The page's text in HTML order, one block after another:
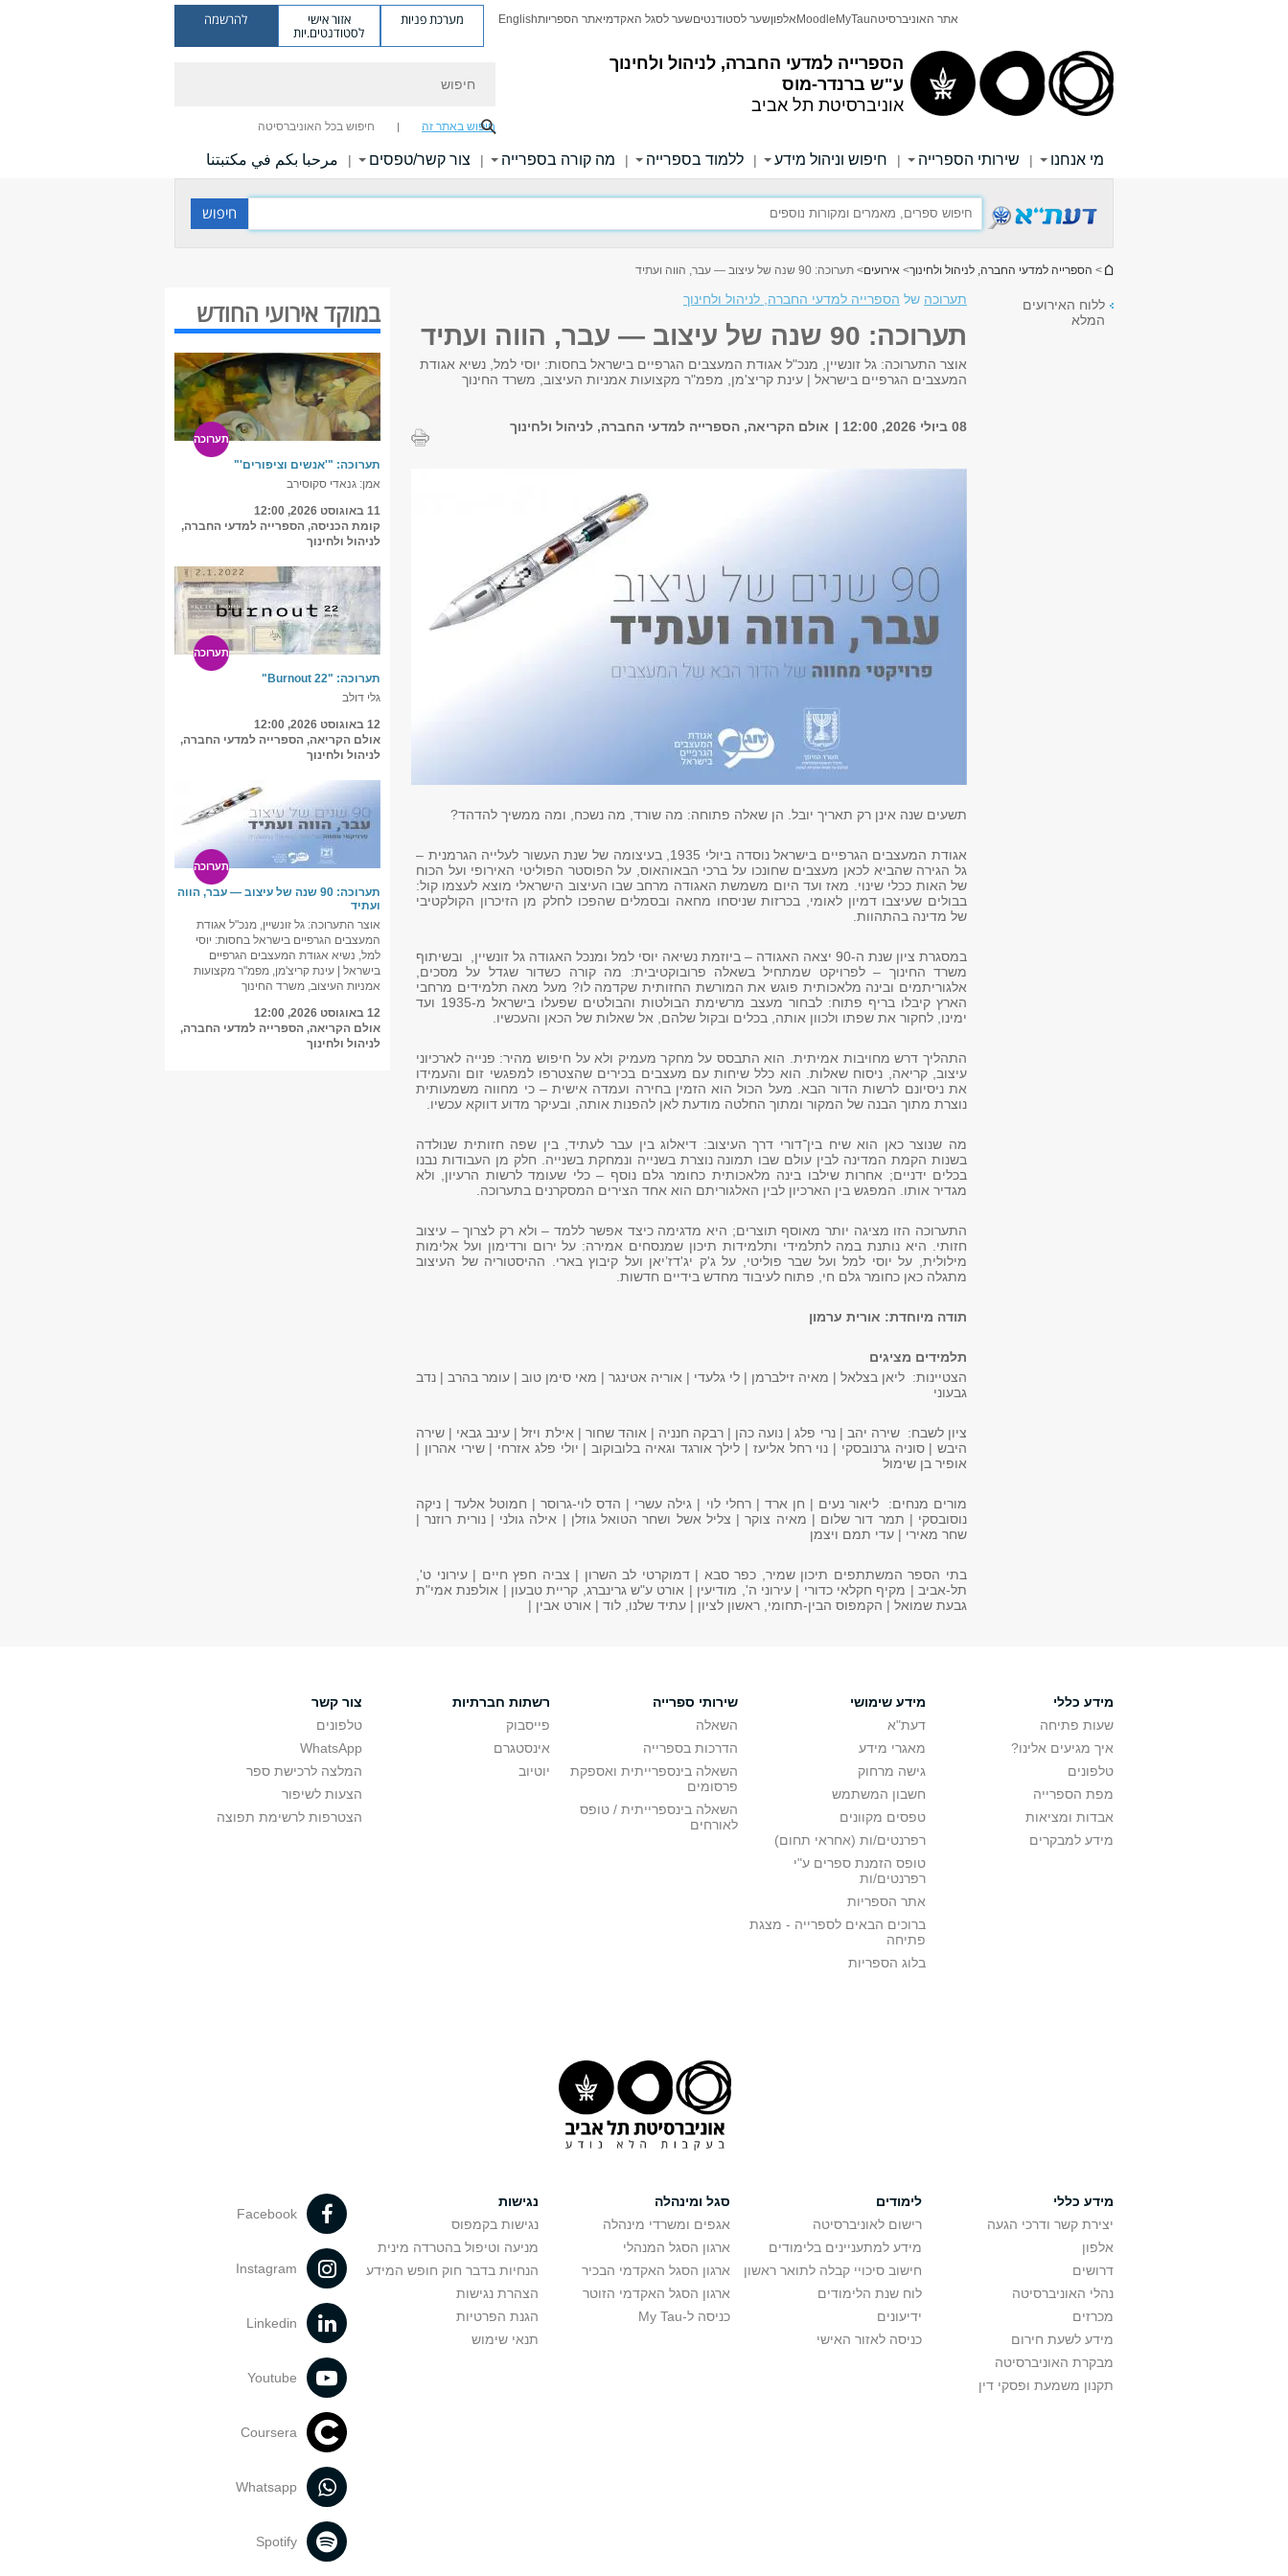
הספרייה למדעי החברה, לניהול ולחינוך
ע"ש ברנדר-מוס
אוניברסיטת תל אביב
אתר האוניברסיטהMyTau
Moodle אלפוןשער לסטודנטיםשער לסגל האקדמיאתר הספריותEnglish מערכת פניות אזור אישי
לסטודנטים.יות
להרשמה
חיפוש באתר זה חיפוש בכל האוניברסיטה
מי אנחנו | שירותי הספרייה | חיפוש וניהול מידע | ללמוד בספרייה | מה קורה בספרייה | צור קשר/טפסים | مرحبا بكم في مكتبتنا
הינך נמצא כאן
> הספרייה למדעי החברה, לניהול ולחינוך> אירועים> תערוכה: 90 שנה של עיצוב — עבר, הווה ועתיד
ללוח האירועים
המלא
תערוכה של הספרייה למדעי החברה, לניהול ולחינוך
תערוכה: 90 שנה של עיצוב — עבר, הווה ועתיד
אוצר התערוכה: גל זונשיין, מנכ"ל אגודת המעצבים הגרפיים בישראל בחסות: יוסי למל, נשיא אגודת
המעצבים הגרפיים בישראל | עינת קריצ'מן, מפמ"ר מקצועות אמניות העיצוב, משרד החינוך
08 ביולי 2026, 12:00 אולם הקריאה, הספרייה למדעי החברה, לניהול ולחינוך
תשעים שנה אינן רק תאריך יובל. הן שאלה פתוחה: מה שורד, מה נשכח, ומה ממשיך להדהד?
אגודת המעצבים הגרפיים בישראל נוסדה ביולי 1935, בעיצומה של שנת העשור לעלייה הגרמנית –
גל הגירה שהביא לכאן מעצבים שחונכו על ברכי הבאוהאוס, על הפוסטר הפוליטי האירופי ועל הכוח
של האות ככלי שינוי. מאז ועד היום משמשת האגודה מרחב שבו העיצוב הישראלי מוצא לעצמו קול:
בבולים שעיצבו דמיון לאומי, בכרזות שניסחו מחאה ובסמלים שהפכו לחלק מן הזיכרון הקולקטיבי
של מדינה בהתהוות.
במסגרת ציון שנת ה‑90 יצאה האגודה – ביוזמת נשיאה יוסי למל ומנכל האגודה גל זונשיין, ובשיתוף
משרד החינוך – לפרויקט שמתחיל בשאלה פרובוקטיבית: מה קורה כשדור שגדל על מסכים,
אלגוריתמים ובינה מלאכותית פוגש את המורשת החזותית שקדמה לו? מעל מאה תלמידים מרחבי
הארץ קיבלו בריף פתוח: לבחור מעצב מרשימת הבולטות והבולטים שפעלו בישראל מ‑1935 ועד
ימינו, לחקור את שפתו ולכוון אותה, בכלים ובקול שלהם, אל שאלות של הכאן והעכשיו.
התהליך דרש מחויבות אמיתית. הוא התבסס על מחקר מעמיק ולא על חיפוש מהיר: פנייה לארכיוני
עיצוב, קריאה, ניסוח שאלות. הוא כלל שיחות עם מעצבים בכירים שהצטרפו למפגשי זום והעמידו
את ניסיונם לרשות הדור הבא. מעל הכול הוא הזמין בחירה ועמדה אישית – כי מחווה משמעותית
נוצרת מתוך הבנה של המקור ומתוך החלטה מודעת לאן להפנות אותה, ובעיקר מדוע דווקא עכשיו.
מה שנוצר כאן הוא שיח בין־דורי דרך העיצוב: דיאלוג בין עבר לעתיד, בין שפה חזותית שנולדה
בשנות הקמת המדינה לבין עולם שבו תמונה נוצרת בשנייה ונמחקת בשנייה. חלק מן העבודות נבנו
בכלים ידניים; אחרות שילבו בינה מלאכותית כחומר גלם נוסף – כלי שעומד לרשות הרעיון, ולא
מגדיר אותו. המפגש בין הארכיון לבין האלגוריתם הוא אחד הצירים המסקרנים בתערוכה.
התערוכה הזו מציגה יותר מאוסף תוצרים; היא מדגימה כיצד אפשר ללמד – ולא רק לצרוך – עיצוב
חזותי. היא נותנת במה לתלמידי ותלמידות תיכון שמנסחים אמירה: על ירום ורדימון ועל אלימות
מילולית, על יוסי למל ועל שבר פוליטי, על ג'ק יג'דז’יאן ועל קיבוץ בארי. ההיסטוריה של העיצוב
מתגלה כאן כחומר גלם חי, פתוח לעיבוד מחדש בידיים חדשות.
תודה מיוחדת: אורית ערמון
תלמידים מציגים
הצטיינות: ליאן בצלאל | מאיה זילברמן | לי גלעדי | אוריה אטינגר | מאי סימן טוב | עומר בהרב | נדב
גבעוני
ציון לשבח: שירה יהב | נרי פלג | נועה כהן | רבקה חנניה | אוהד שחור | אילת ויזל | עינב גבאי | שירה
היבש | סוניה גרנובסקי | נוי רחל אליעז | לילך אורגד וגאיה בלובוקוב | יולי פלג אזרחי | שירי אהרון |
אופיר בן שימול
מורים מנחים: ליאור נעים | חן ארד | רחלי לוי | גילה עשרי | הדס לוי-גרוסר | חמוטל אלעד | ניקה
נוסובסקי | תמר דור שלום | מאיה צוקר | צליל אשל ושחר הטואל גוזלן | אילה גולני | נורית רוזנר |
שחר מאירי | עדי תמם ויצמן
בתי הספר המשתתפים תיכון שמיר, כפר סבא | דמוקרטי לב השרון | צביה חפץ חיים | עירוני ט',
תל-אביב | מקיף חקלאי כדורי | עירוני ה', מודיעין | אורט ע"ש גרינברג, קריית טבעון | אולפנת אמי"ת
גבעת שמואל | הקמפוס הבין-תחומי, ראשון לציון | עתיד שלנו, לוד | אורט אבין |
במוקד אירועי החודש
תערוכה
תערוכה: "'אנשים וציפורים'"
אמן: גנאדי סקוסירב
11 באוגוסט 2026, 12:00
קומת הכניסה, הספרייה למדעי החברה,
לניהול ולחינוך
תערוכה
תערוכה: "Burnout 22"
גלי דולב
12 באוגוסט 2026, 12:00
אולם הקריאה, הספרייה למדעי החברה,
לניהול ולחינוך
תערוכה
תערוכה: 90 שנה של עיצוב — עבר, הווה
ועתיד
אוצר התערוכה: גל זונשיין, מנכ"ל אגודת
המעצבים הגרפיים בישראל בחסות: יוסי
למל, נשיא אגודת המעצבים הגרפיים
בישראל | עינת קריצ'מן, מפמ"ר מקצועות
אמניות העיצוב, משרד החינוך
12 באוגוסט 2026, 12:00
אולם הקריאה, הספרייה למדעי החברה,
לניהול ולחינוך
מידע כללי
שעות פתיחה
איך מגיעים אלינו?
טלפונים
מפת הספרייה
אבדות ומציאות
מידע למבקרים
מידע שימושי
דעת"א
מאגרי מידע
גישה מרחוק
חשבון המשתמש
טפסים מקוונים
רפרנטים/ות (אחראי תחום)
טופס הזמנת ספרים ע"י
רפרנטים/ות
אתר הספריות
ברוכים הבאים לספרייה - מצגת
פתיחה
בלוג הספריות
שירותי ספרייה
השאלה
הדרכות בספרייה
השאלה בינספרייתית ואספקת
פרסומים
השאלה בינספרייתית / טופס
לאורחים
רשתות חברתיות
פייסבוק
אינסטגרם
יוטיוב
צור קשר
טלפונים
WhatsApp
המלצה לרכישת ספר
הצעות לשיפור
הצטרפות לרשימת תפוצה
מידע כללי
יצירת קשר ודרכי הגעה
אלפון
דרושים
נהלי האוניברסיטה
מכרזים
מידע לשעת חירום
מבקרת האוניברסיטה
תקנון משמעת ופסקי דין
לימודים
רישום לאוניברסיטה
מידע למתעניינים בלימודים
חישוב סיכויי קבלה לתואר ראשון
לוח שנת הלימודים
ידיעונים
כניסה לאזור האישי
סגל ומינהלה
אגפים ומשרדי מינהלה
ארגון הסגל המנהלי
ארגון הסגל האקדמי הבכיר
ארגון הסגל האקדמי הזוטר
כניסה ל-My Tau
נגישות
נגישות בקמפוס
מניעה וטיפול בהטרדה מינית
הנחיות בדבר חוק חופש המידע
הצהרת נגישות
הגנת הפרטיות
תנאי שימוש
Facebook
Instagram
Linkedin
Youtube
Coursera
Whatsapp
Spotify